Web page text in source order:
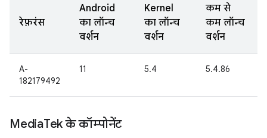
रेफ़रंस
Android
का लॉन्च
वर्शन
Kernel
का लॉन्च
वर्शन
कम से
कम लॉन्च
वर्शन
A-
182179492
11 5.4 5.4.86
MediaTek के कॉम्पोनेंट